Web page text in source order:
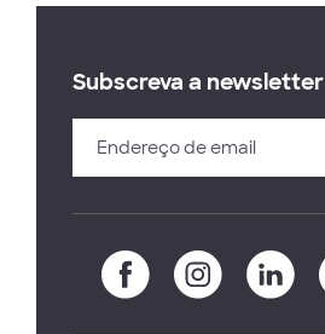
Subscreva a newsletter